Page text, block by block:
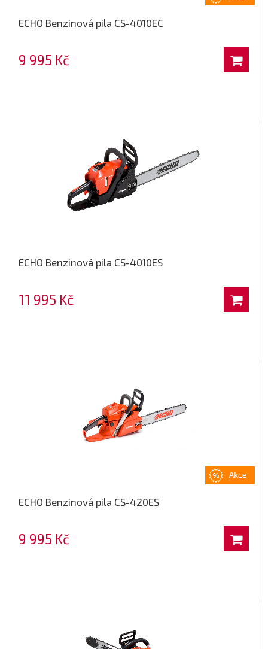
ECHO Benzinová pila CS-4010EC
9 995 Kč
ECHO Benzinová pila CS-4010ES
11 995 Kč
ECHO Benzinová pila CS-420ES
9 995 Kč